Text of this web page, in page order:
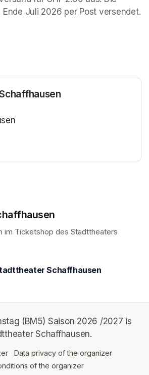
im Ticketshop des Stadttheaters
Schaffhausen
(BM5) Saison 2026 /2027 is
Schaffhausen.
(opens in a new tab)
Data privacy of the organizer
of the organizer